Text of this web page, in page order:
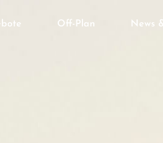
Off-Plan News